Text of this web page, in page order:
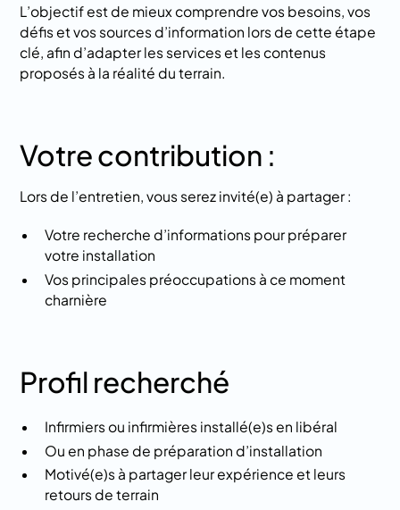
L’objectif est de mieux comprendre vos besoins, vos
défis et vos sources d’information lors de cette étape
clé, afin d’adapter les services et les contenus
proposés à la réalité du terrain.
Votre contribution :
Lors de l’entretien, vous serez invité(e) à partager :
Votre recherche d’informations pour préparer
votre installation
Vos principales préoccupations à ce moment
charnière
Profil recherché
Infirmiers ou infirmières installé(e)s en libéral
Ou en phase de préparation d’installation
Motivé(e)s à partager leur expérience et leurs
retours de terrain